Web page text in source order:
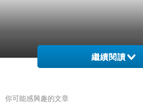
繼續閱讀
你可能感興趣的文章